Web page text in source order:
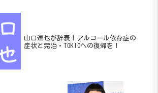
山口達也が辞表！アルコール依存症の
症状と完治・TOKIOへの復帰を！